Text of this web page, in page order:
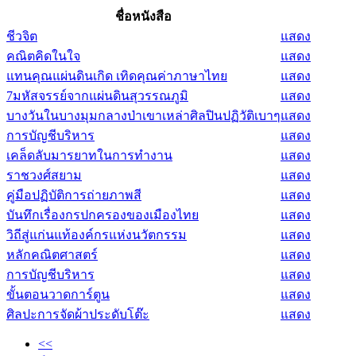
ชื่อหนังสือ
ชีวจิต
แสดง
คณิตคิดในใจ
แสดง
แทนคุณแผ่นดินเกิด เทิดคุณค่าภาษาไทย
แสดง
7มหัสจรรย์จากแผ่นดินสุวรรณภูมิ
แสดง
บางวันในบางมุมกลางป่าเขาเหล่าศิลปินปฏิวัติเบาๆแสดง
การบัญชีบริหาร
แสดง
เคล็ดลับมารยาทในการทำงาน
แสดง
ราชวงศ์สยาม
แสดง
คู่มือปฏิบัติการถ่ายภาพสี
แสดง
บันทึกเรื่องกรปกครองของเมืองไทย
แสดง
วิถีสู่แก่นแท้องค์กรแห่งนวัตกรรม
แสดง
หลักคณิตศาสตร์
แสดง
การบัญชีบริหาร
แสดง
ขั้นตอนวาดการ์ตูน
แสดง
ศิลปะการจัดผ้าประดับโต๊ะ
แสดง
<<